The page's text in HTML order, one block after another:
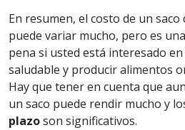
En resumen, el costo de un
puede variar mucho, pero es
pena si usted está interesado
saludable y producir alimentos
Hay que tener en cuenta que
un saco puede rendir mucho y
plazoson significativos.